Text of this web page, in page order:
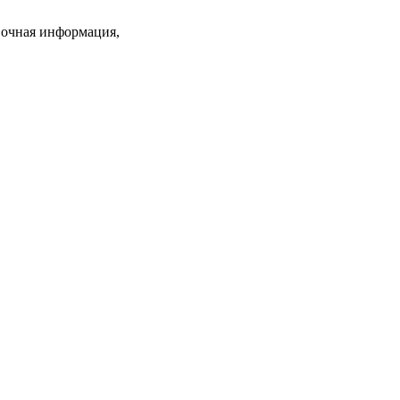
информация,